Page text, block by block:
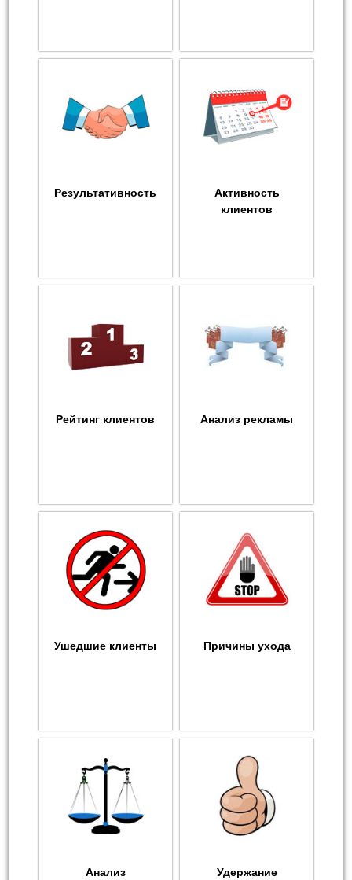
Результативность
Активность
клиентов
Рейтинг клиентов Анализ рекламы
Ушедшие клиенты Причины ухода
Анализ
Удержание